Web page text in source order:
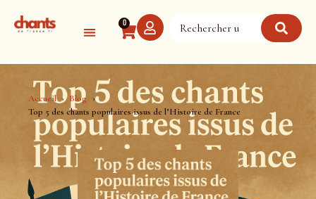
0
Accueil
Blog
Top 5 des chants populaires issus de l’Histoire de France